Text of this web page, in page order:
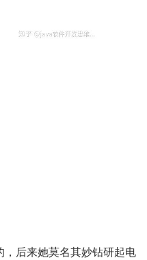
后来她莫名其妙钻研起电